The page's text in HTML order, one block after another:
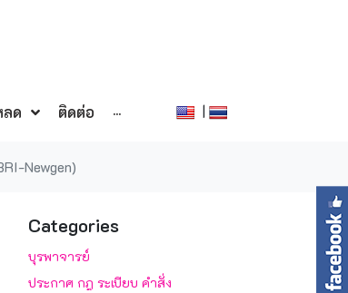
ลด ติดต่อ ··· |
Newgen)
Categories
บุรพาจารย์
ประกาศ กฎ ระเบียบ คำสั่ง